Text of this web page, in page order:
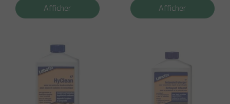
Afficher Afficher